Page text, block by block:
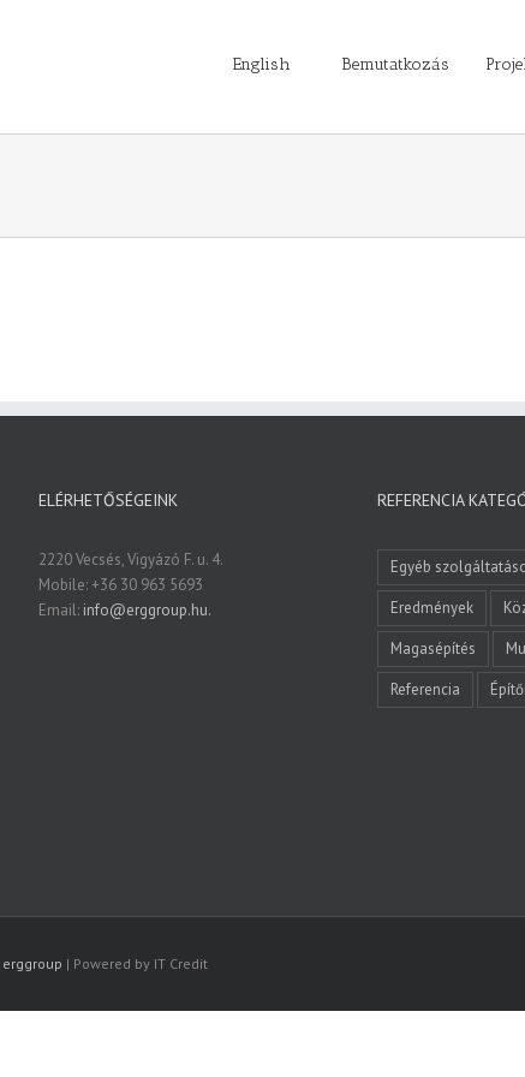
English Bemutatkozás
ELÉRHETŐSÉGEINK
2220 Vecsés, Vigyázó F. u. 4.
Mobile: +36 30 963 5693
Email: info@erggroup.hu.
REFERENCIA
Egyéb
Eredmények
Magasépítés
Referencia
erggroup | Powered by IT Credit